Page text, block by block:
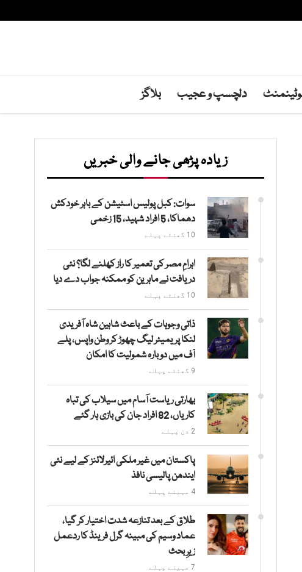
دلچسپ و عجیب بلاگز
زیادہ پڑھی جانے والی خبریں
سوات: کبل پولیس اسٹیشن کے باہر خودکش
دھماکا، 5 افراد شہید، 15 زخمی
10 گھنٹے پہلے
اہرامِ مصر کی تعمیر کا راز کھلنے لگا؟ نئی
دریافت نے ماہرین کو ممکنہ جواب دے دیا
10 گھنٹے پہلے
ذاتی وجوہات کے باعث شاہین شاہ آفریدی
لنکا پریمیئر لیگ چھوڑ کر وطن واپس، پلے
آف میں دوبارہ شمولیت کا امکان
9 گھنٹے پہلے
بھارتی ریاست آسام میں سیلاب کی تباہ
کاریاں، 82 افراد جان کی بازی ہار گئے
2 دن پہلے
پاکستان میں غیر ملکی ائیرلائنز کے لیے نئی
ایندھن پالیسی نافذ
4 مہینے پہلے
طلاق کے بعد تنازعہ شدت اختیار کر گیا،
عماد وسیم کی مبینہ گرل فرینڈ کا ردعمل
زیرِ بحث
7 مہینے پہلے